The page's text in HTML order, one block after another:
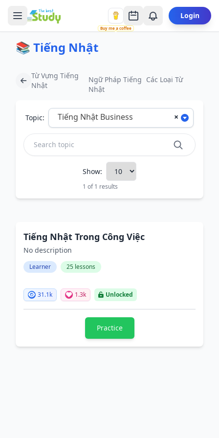
Buy me a coffee
Login
📚 Tiếng Nhật
Từ Vựng Tiếng
Nhật
Ngữ Pháp Tiếng
Nhật
Các Loại Từ
Topic: ×
Tiếng Nhật Business
Show:
1 of 1 results
Tiếng Nhật Trong Công Việc
No description
Learner 25 lessons
31.1k 1.3k Unlocked
Practice